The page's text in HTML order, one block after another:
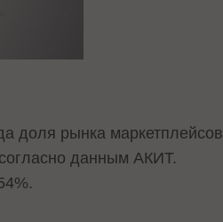
доля рынка маркетплейсов
данным АКИТ.